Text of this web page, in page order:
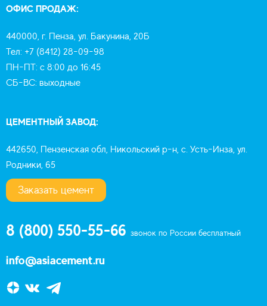
ОФИС ПРОДАЖ:
440000, г. Пенза, ул. Бакунина, 20Б
Тел: +7 (8412) 28-09-98
ПН-ПТ: с 8:00 до 16:45
СБ-ВС: выходные
ЦЕМЕНТНЫЙ ЗАВОД:
442650, Пензенская обл, Никольский р-н, с. Усть-Инза, ул.
Родники, 65
Заказать цемент
8 (800) 550-55-66 звонок по России бесплатный
info@asiacement.ru